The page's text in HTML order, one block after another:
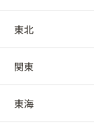
北海道
東北
青森県
岩手県
関東
茨城県
東海